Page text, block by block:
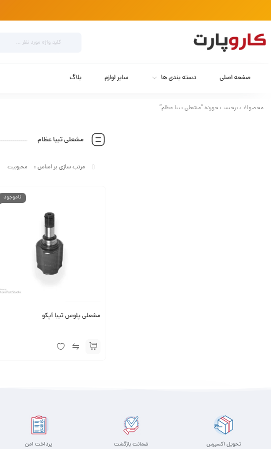
صفحه اصلی دسته بندی ها سایر لوازم بلاگ
محصولات برچسب خورده “مشعلی تیبا عظام”
مشعلی تیبا عظام
محبوبیت
ناموجود
مشعلی پلوس تیبا آپکو
تحویل اکسپرس ضمانت بازگشت پرداخت امن